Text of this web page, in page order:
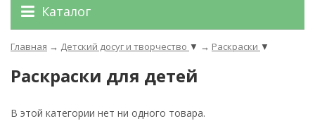
Каталог
Главная → Детский досуг и творчество ▼ → Раскраски ▼
Раскраски для детей
В этой категории нет ни одного товара.